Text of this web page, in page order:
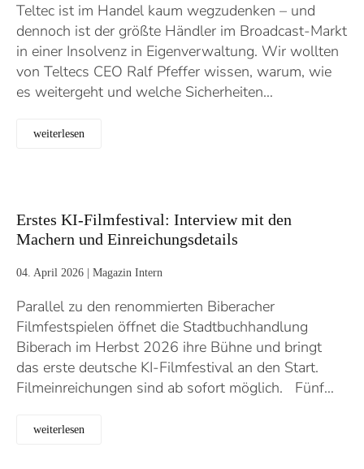
Teltec ist im Handel kaum wegzudenken – und
dennoch ist der größte Händler im Broadcast-Markt
in einer Insolvenz in Eigenverwaltung. Wir wollten
von Teltecs CEO Ralf Pfeffer wissen, warum, wie
es weitergeht und welche Sicherheiten…
weiterlesen
Erstes KI-Filmfestival: Interview mit den
Machern und Einreichungsdetails
04. April 2026 Magazin Intern
Parallel zu den renommierten Biberacher
Filmfestspielen öffnet die Stadtbuchhandlung
Biberach im Herbst 2026 ihre Bühne und bringt
das erste deutsche KI-Filmfestival an den Start.
Filmeinreichungen sind ab sofort möglich. Fünf…
weiterlesen